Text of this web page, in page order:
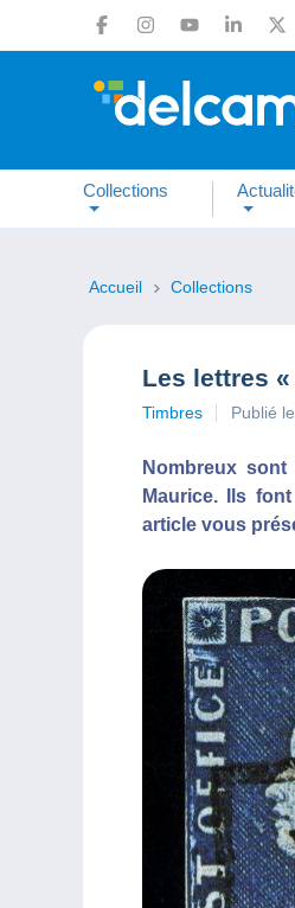
Collections
Accueil Collections
Les lettres
Timbres Publié
Nombreux
Maurice. Ils
article vous